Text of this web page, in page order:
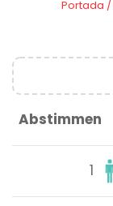
Portada /
Abstimmen
1